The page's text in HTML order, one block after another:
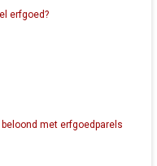
erfgoed?
met erfgoedparels